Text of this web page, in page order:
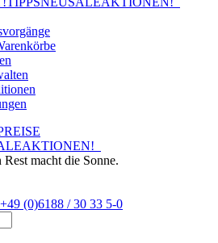
AKTIONEN!
Rest macht die Sonne.
+49 (0)6188 / 30 33 5-0